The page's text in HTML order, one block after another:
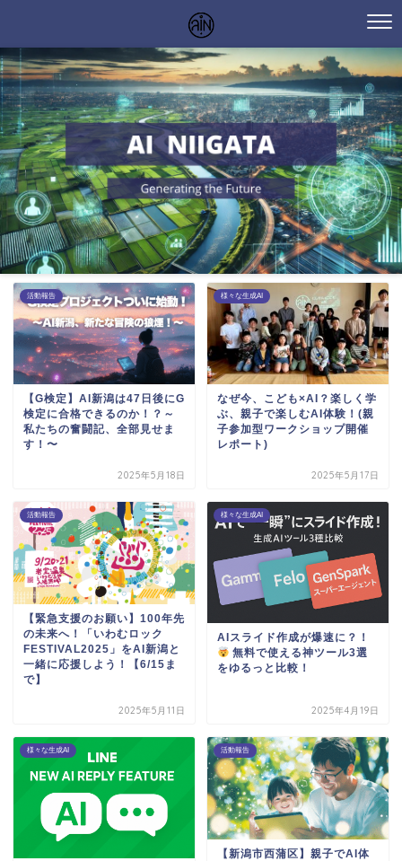
活動報告
【G検定】AI新潟は47日後にG
検定に合格できるのか！？～
私たちの奮闘記、全部見せま
す！〜
2025年5月18日
様々な生成AI
なぜ今、こども×AI？楽しく学
ぶ、親子で楽しむAI体験！(親
子参加型ワークショップ開催
レポート)
2025年5月17日
活動報告
【緊急支援のお願い】100年先
の未来へ！「いわむロック
FESTIVAL2025」をAI新潟と
一緒に応援しよう！【6/15ま
で】
2025年5月11日
様々な生成AI
AIスライド作成が爆速に？！
無料で使える神ツール3選
をゆるっと比較！
2025年4月19日
様々な生成AI 活動報告
【新潟市西蒲区】親子でAI体